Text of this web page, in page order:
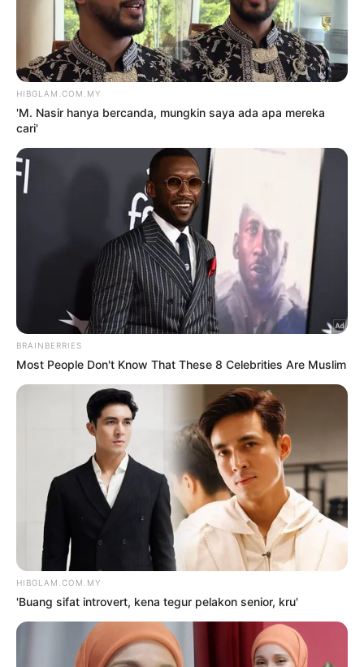
mungkin saya ada apa mereka
cari’
8 Ogos 2026
tegur pelakon senior, kru’
‘Tak ambil hati orang bertanya
soal anak, mereka ambil berat’
8 Ogos 2026
‘Saya ada tiga anak, kena jumpa
pakar terapi…’
8 Ogos 2026
TRENDING
Kasihan Aisha Retno, cakap
Indonesia pun kena kecam
2 Ogos 2026
2
‘Tak pakai susuk, masih lelaki
awet muda
6 Ogos 2026